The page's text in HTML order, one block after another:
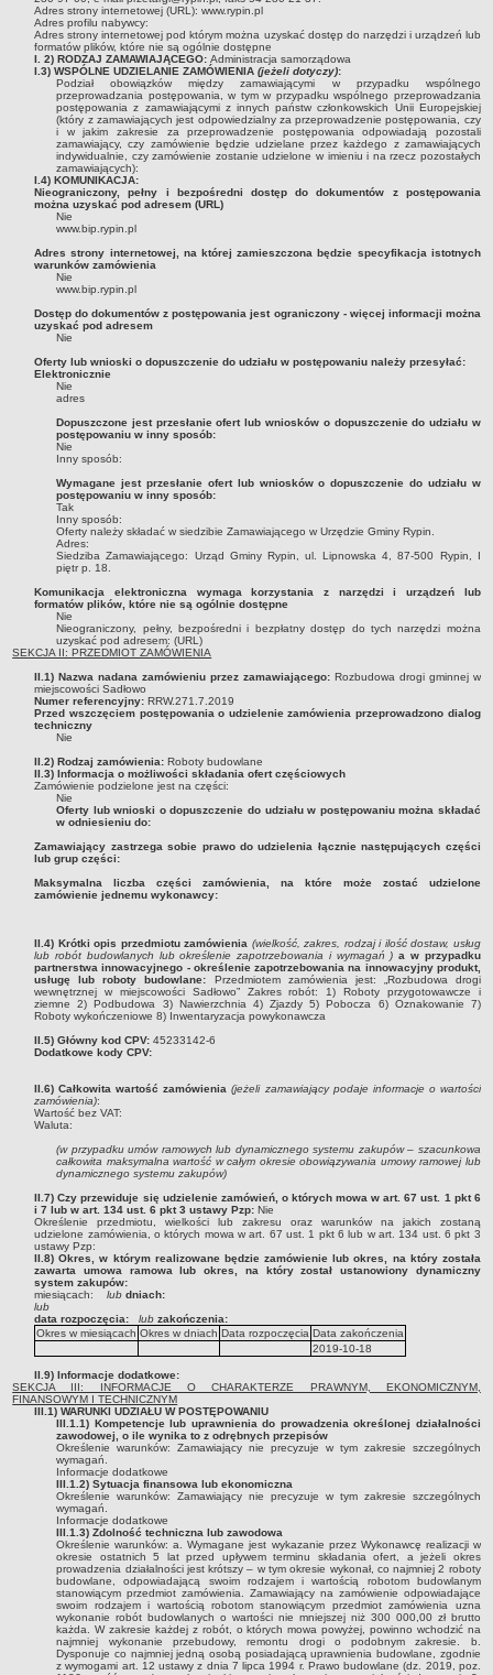
Rada gminy
Wójt
Urząd gminy
Jednostki organizacyjne, GOPS, Instytucja kultury, OSP
Jednostki pomocnicze - sołectwa
Plan pracy komisji rewizyjnej
Sesje Rady Gminy Rypin
PRAWO LOKALNE
Statut
Strategia rozwoju
Uchwały
Projekty uchwał
Protokoły
Imienne wykazy głosowań radnych
Postać dokumentów
Akty Prawne, Dzienniki Ustaw, Monitory Polskie
Prawo miejscowe
Zarządzenia
Studium uwarunkowań i kierunków zagospodarowania
przestrzennego
Dane przestrzenne - MPZP
Stałe obwody głosowania, numery, granice oraz siedziby
obwodowych komisji wyborczych, opis granic okręgów wyborczych
FINANSE GMINY
Budżet
Zmiany budżetu
Wieloletnia Prognoza Finansowa
Majątek gminy
Majątek jednostek organizacyjnych
Dług publiczny
Realizacja inwestycji
Sprawozdania kwartalne RB
Sprawozdania finansowe
Informacje z wykonania budżetu gminy (w tym ulgi, odroczenia)
SPRAWY DO ZAŁATWIENIA
DOFINANSOWANIE
Preferencyjny zakup węgla
Wykaz spraw
Podania, wnioski, skargi i petycje
Zaświadczenia
Ewidencja ludności - obowiązek meldunkowy
Rejestry i ewidencje
Dowody osobiste
Udostępnianie informacji publicznej
Ewidencja działalności gospodarczej
Podziały nieruchomości
Ochrona środowiska
Dodatki mieszkaniowe
Świadczenia rodzinne, Fundusz alimentacyjny
Stypendia szkolne
Podatki i opłaty lokalne
Młodociani pracownicy
ePUAP - składanie dokumentów przez internet
Wydanie warunków na zjazd z drogi gminnej
Zezwolenie na usunięcie drzewa
Wniosek o ustalenie warunków zabudowy/o ustalenie lokalizacji
Adres strony internetowej (URL):www.rypin.pl
Adres profilu nabywcy:
Adres strony internetowej pod którym można uzyskać dostęp do narzędzi i urządzeń lub
formatów plików, które nie są ogólnie dostępne
I. 2) RODZAJ ZAMAWIAJĄCEGO:Administracja samorządowa
I.3) WSPÓLNE UDZIELANIE ZAMÓWIENIA(jeżeli dotyczy):
Podział obowiązków między zamawiającymi w przypadku wspólnego
przeprowadzania postępowania, w tym w przypadku wspólnego przeprowadzania
postępowania z zamawiającymi z innych państw członkowskich Unii Europejskiej
(który z zamawiających jest odpowiedzialny za przeprowadzenie postępowania, czy
i w jakim zakresie za przeprowadzenie postępowania odpowiadają pozostali
zamawiający, czy zamówienie będzie udzielane przez każdego z zamawiających
indywidualnie, czy zamówienie zostanie udzielone w imieniu i na rzecz pozostałych
zamawiających):
I.4) KOMUNIKACJA:
Nieograniczony, pełny i bezpośredni dostęp do dokumentów z postępowania
można uzyskać pod adresem (URL)
Nie
www.bip.rypin.pl
Adres strony internetowej, na której zamieszczona będzie specyfikacja istotnych
warunków zamówienia
Nie
www.bip.rypin.pl
Dostęp do dokumentów z postępowania jest ograniczony - więcej informacji można
uzyskać pod adresem
Nie
Oferty lub wnioski o dopuszczenie do udziału w postępowaniu należy przesyłać:
Elektronicznie
Nie
adres
Dopuszczone jest przesłanie ofert lub wniosków o dopuszczenie do udziału w
postępowaniu w inny sposób:
Nie
Inny sposób:
Wymagane jest przesłanie ofert lub wniosków o dopuszczenie do udziału w
postępowaniu w inny sposób:
Tak
Inny sposób:
Oferty należy składać w siedzibie Zamawiającego w Urzędzie Gminy Rypin.
Adres:
Siedziba Zamawiającego: Urząd Gminy Rypin, ul. Lipnowska 4, 87-500 Rypin, I
piętr p. 18.
Komunikacja elektroniczna wymaga korzystania z narzędzi i urządzeń lub
formatów plików, które nie są ogólnie dostępne
Nie
Nieograniczony, pełny, bezpośredni i bezpłatny dostęp do tych narzędzi można
uzyskać pod adresem: (URL)
SEKCJA II: PRZEDMIOT ZAMÓWIENIA
II.1) Nazwa nadana zamówieniu przez zamawiającego: Rozbudowa drogi gminnej w
miejscowości Sadłowo
Numer referencyjny:RRW.271.7.2019
Przed wszczęciem postępowania o udzielenie zamówienia przeprowadzono dialog
techniczny
Nie
II.2) Rodzaj zamówienia:Roboty budowlane
II.3) Informacja o możliwości składania ofert częściowych
Zamówienie podzielone jest na części:
Nie
Oferty lub wnioski o dopuszczenie do udziału w postępowaniu można składać
w odniesieniu do:
Zamawiający zastrzega sobie prawo do udzielenia łącznie następujących części
lub grup części:
Maksymalna liczba części zamówienia, na które może zostać udzielone
zamówienie jednemu wykonawcy:
II.4) Krótki opis przedmiotu zamówienia (wielkość, zakres, rodzaj i ilość dostaw, usług
lub robót budowlanych lub określenie zapotrzebowania i wymagań ) a w przypadku
partnerstwa innowacyjnego - określenie zapotrzebowania na innowacyjny produkt,
usługę lub roboty budowlane: Przedmiotem zamówienia jest: „Rozbudowa drogi
wewnętrznej w miejscowości Sadłowo” Zakres robót: 1) Roboty przygotowawcze i
ziemne 2) Podbudowa 3) Nawierzchnia 4) Zjazdy 5) Pobocza 6) Oznakowanie 7)
Roboty wykończeniowe 8) Inwentaryzacja powykonawcza
II.5) Główny kod CPV:45233142-6
Dodatkowe kody CPV:
II.6) Całkowita wartość zamówienia(jeżeli zamawiający podaje informacje o wartości
zamówienia):
Wartość bez VAT:
Waluta:
(w przypadku umów ramowych lub dynamicznego systemu zakupów – szacunkowa
całkowita maksymalna wartość w całym okresie obowiązywania umowy ramowej lub
dynamicznego systemu zakupów)
II.7) Czy przewiduje się udzielenie zamówień, o których mowa w art. 67 ust. 1 pkt 6
i 7 lub w art. 134 ust. 6 pkt 3 ustawy Pzp:Nie
Określenie przedmiotu, wielkości lub zakresu oraz warunków na jakich zostaną
udzielone zamówienia, o których mowa w art. 67 ust. 1 pkt 6 lub w art. 134 ust. 6 pkt 3
ustawy Pzp:
II.8) Okres, w którym realizowane będzie zamówienie lub okres, na który została
zawarta umowa ramowa lub okres, na który został ustanowiony dynamiczny
system zakupów:
miesiącach:
lubdniach:
lub
data rozpoczęcia:
lubzakończenia:
Okres w miesiącach Okres w dniach Data rozpoczęcia Data zakończenia
2019-10-18
II.9) Informacje dodatkowe:
SEKCJA III: INFORMACJE O CHARAKTERZE PRAWNYM, EKONOMICZNYM,
FINANSOWYM I TECHNICZNYM
III.1) WARUNKI UDZIAŁU W POSTĘPOWANIU
III.1.1) Kompetencje lub uprawnienia do prowadzenia określonej działalności
zawodowej, o ile wynika to z odrębnych przepisów
Określenie warunków:Zamawiający nie precyzuje w tym zakresie szczególnych
wymagań.
Informacje dodatkowe
III.1.2) Sytuacja finansowa lub ekonomiczna
Określenie warunków:Zamawiający nie precyzuje w tym zakresie szczególnych
wymagań.
Informacje dodatkowe
III.1.3) Zdolność techniczna lub zawodowa
Określenie warunków:a. Wymagane jest wykazanie przez Wykonawcę realizacji w
okresie ostatnich 5 lat przed upływem terminu składania ofert, a jeżeli okres
prowadzenia działalności jest krótszy – w tym okresie wykonał, co najmniej 2 roboty
budowlane, odpowiadającą swoim rodzajem i wartością robotom budowlanym
stanowiącym przedmiot zamówienia. Zamawiający na zamówienie odpowiadające
swoim rodzajem i wartością robotom stanowiącym przedmiot zamówienia uzna
wykonanie robót budowlanych o wartości nie mniejszej niż 300 000,00 zł brutto
każda. W zakresie każdej z robót, o których mowa powyżej, powinno wchodzić na
najmniej wykonanie przebudowy, remontu drogi o podobnym zakresie. b.
Dysponuje co najmniej jedną osobą posiadającą uprawnienia budowlane, zgodnie
z wymogami art. 12 ustawy z dnia 7 lipca 1994 r. Prawo budowlane (dz. 2019, poz.